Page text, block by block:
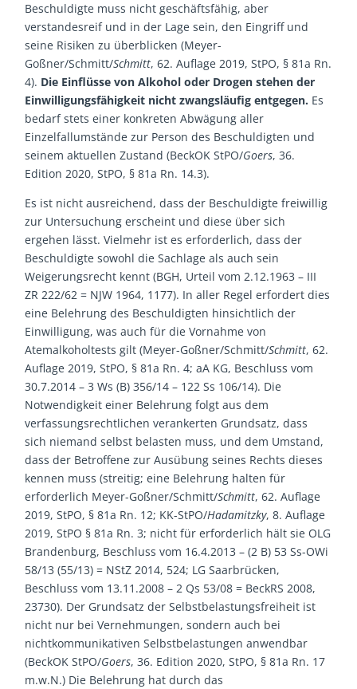
Beschuldigte muss nicht geschäftsfähig, aber
verstandesreif und in der Lage sein, den Eingriff und
seine Risiken zu überblicken (Meyer-
Goßner/Schmitt/Schmitt, 62. Auflage 2019, StPO, § 81a Rn.
4). Die Einflüsse von Alkohol oder Drogen stehen der
Einwilligungsfähigkeit nicht zwangsläufig entgegen. Es
bedarf stets einer konkreten Abwägung aller
Einzelfallumstände zur Person des Beschuldigten und
seinem aktuellen Zustand (BeckOK StPO/Goers, 36.
Edition 2020, StPO, § 81a Rn. 14.3).
Es ist nicht ausreichend, dass der Beschuldigte freiwillig
zur Untersuchung erscheint und diese über sich
ergehen lässt. Vielmehr ist es erforderlich, dass der
Beschuldigte sowohl die Sachlage als auch sein
Weigerungsrecht kennt (BGH, Urteil vom 2.12.1963 – III
ZR 222/62 = NJW 1964, 1177). In aller Regel erfordert dies
eine Belehrung des Beschuldigten hinsichtlich der
Einwilligung, was auch für die Vornahme von
Atemalkoholtests gilt (Meyer-Goßner/Schmitt/Schmitt, 62.
Auflage 2019, StPO, § 81a Rn. 4; aA KG, Beschluss vom
30.7.2014 – 3 Ws (B) 356/14 – 122 Ss 106/14). Die
Notwendigkeit einer Belehrung folgt aus dem
verfassungsrechtlichen verankerten Grundsatz, dass
sich niemand selbst belasten muss, und dem Umstand,
dass der Betroffene zur Ausübung seines Rechts dieses
kennen muss (streitig; eine Belehrung halten für
erforderlich Meyer-Goßner/Schmitt/Schmitt, 62. Auflage
2019, StPO, § 81a Rn. 12; KK-StPO/Hadamitzky, 8. Auflage
2019, StPO § 81a Rn. 3; nicht für erforderlich hält sie OLG
Brandenburg, Beschluss vom 16.4.2013 – (2 B) 53 Ss-OWi
58/13 (55/13) = NStZ 2014, 524; LG Saarbrücken,
Beschluss vom 13.11.2008 – 2 Qs 53/08 = BeckRS 2008,
23730). Der Grundsatz der Selbstbelastungsfreiheit ist
nicht nur bei Vernehmungen, sondern auch bei
nichtkommunikativen Selbstbelastungen anwendbar
(BeckOK StPO/Goers, 36. Edition 2020, StPO, § 81a Rn. 17
m.w.N.) Die Belehrung hat durch das